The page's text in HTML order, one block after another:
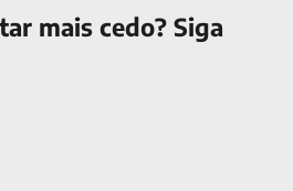
mais cedo? Siga